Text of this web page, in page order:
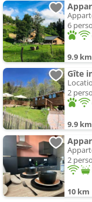
6
9.9 km
Gîte
2
9.9 km
2
10 km